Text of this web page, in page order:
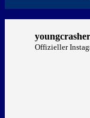
Offizieller